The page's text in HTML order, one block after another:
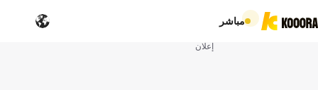
مباشر
إعلان